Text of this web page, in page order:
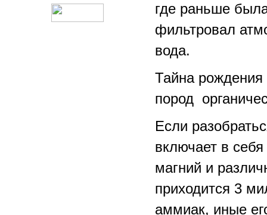
где раньше
фильтровал
вода.
Тайна рождения
пород
Если
включает в
магний и
приходится 3
аммиак, иные